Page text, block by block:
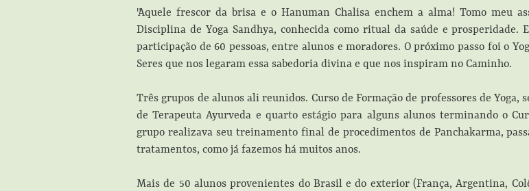
"Aquele frescor da brisa e o Hanuman Chalisa enchem a alma! Tomo meu
Disciplina de Yoga Sandhya, conhecida como ritual da saúde e prosperidade.
participação de 60 pessoas, entre alunos e moradores. O próximo passo foi o
Seres que nos legaram essa sabedoria divina e que nos inspiram no Caminho.
Três grupos de alunos ali reunidos. Curso de Formação de professores de Yoga,
de Terapeuta Ayurveda e quarto estágio para alguns alunos terminando o
grupo realizava seu treinamento final de procedimentos de Panchakarma,
tratamentos, como já fazemos há muitos anos.
Mais de 50 alunos provenientes do Brasil e do exterior (França, Argentina,